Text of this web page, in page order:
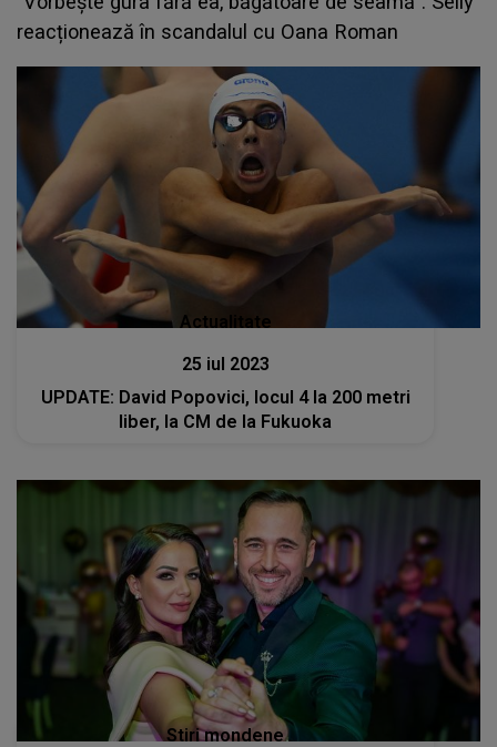
reacționează în scandalul cu Oana Roman
Actualitate
25 iul 2023
UPDATE: David Popovici, locul 4 la 200 metri
liber, la CM de la Fukuoka
Stiri mondene